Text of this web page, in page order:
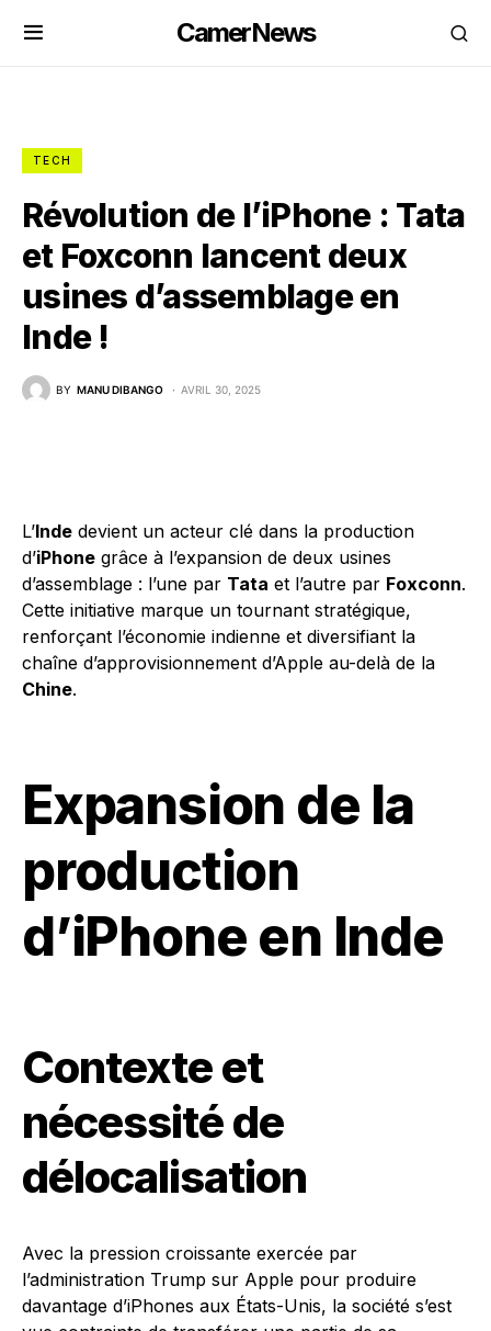
CamerNews
TECH
Révolution de l’iPhone : Tata
et Foxconn lancent deux
usines d’assemblage en
Inde !
BY MANU DIBANGO AVRIL 30, 2025
L’Inde devient un acteur clé dans la production
d’iPhone grâce à l’expansion de deux usines
d’assemblage : l’une par Tata et l’autre par Foxconn.
Cette initiative marque un tournant stratégique,
renforçant l’économie indienne et diversifiant la
chaîne d’approvisionnement d’Apple au-delà de la
Chine.
Expansion de la
production
d’iPhone en Inde
Contexte et
nécessité de
délocalisation
Avec la pression croissante exercée par
l’administration Trump sur Apple pour produire
davantage d’iPhones aux États-Unis, la société s’est